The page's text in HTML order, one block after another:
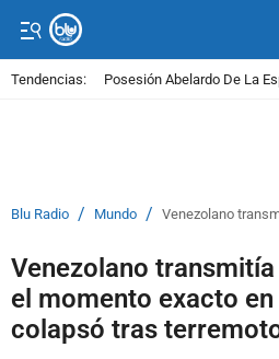
Tendencias: Posesión Abelardo De La
Blu Radio / Mundo / Venezolano
Venezolano
el momento exacto
colapsó tras